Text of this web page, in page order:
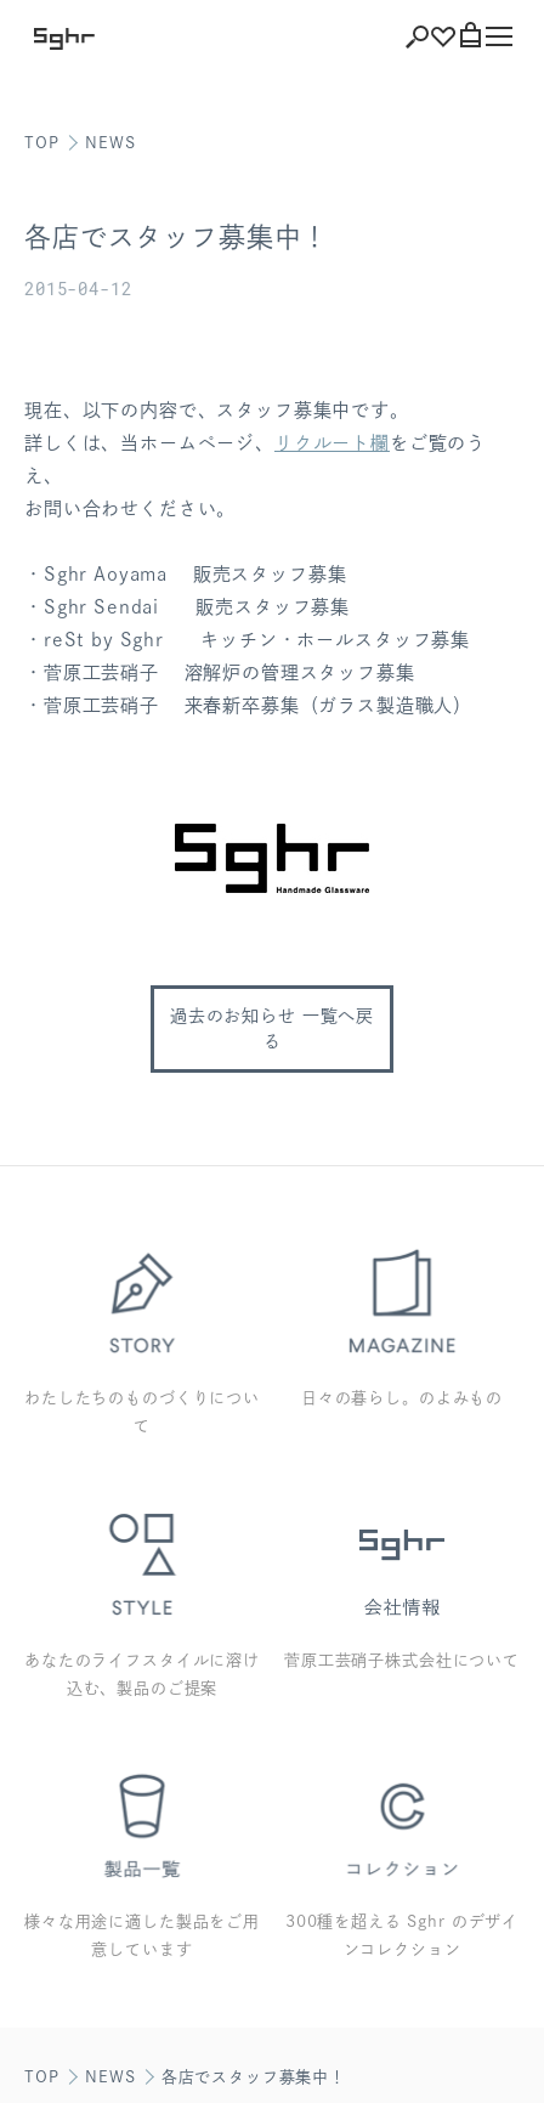
ショッピング バッグを見る
会員登録情報
ポイント
お気に入り
ログアウト
TOP NEWS
各店でスタッフ募集中！
2015-04-12
現在、以下の内容で、スタッフ募集中です。
詳しくは、当ホームページ、
リクルート欄 をご覧のう
え、
お問い合わせください。
・Sghr Aoyama 販売スタッフ募集
・Sghr Sendai 販売スタッフ募集
・reSt by Sghr キッチン・ホールスタッフ募集
・菅原工芸硝子 溶解炉の管理スタッフ募集
・菅原工芸硝子 来春新卒募集（ガラス製造職人）
過去のお知らせ 一覧へ戻
る
わたしたちのものづくりについ
て
日々の暮らし。のよみもの
あなたのライフスタイルに溶け
込む、製品のご提案
菅原工芸硝子株式会社について
様々な用途に適した製品をご用
意しています
300種を超える Sghr のデザイ
ンコレクション
TOP NEWS 各店でスタッフ募集中！